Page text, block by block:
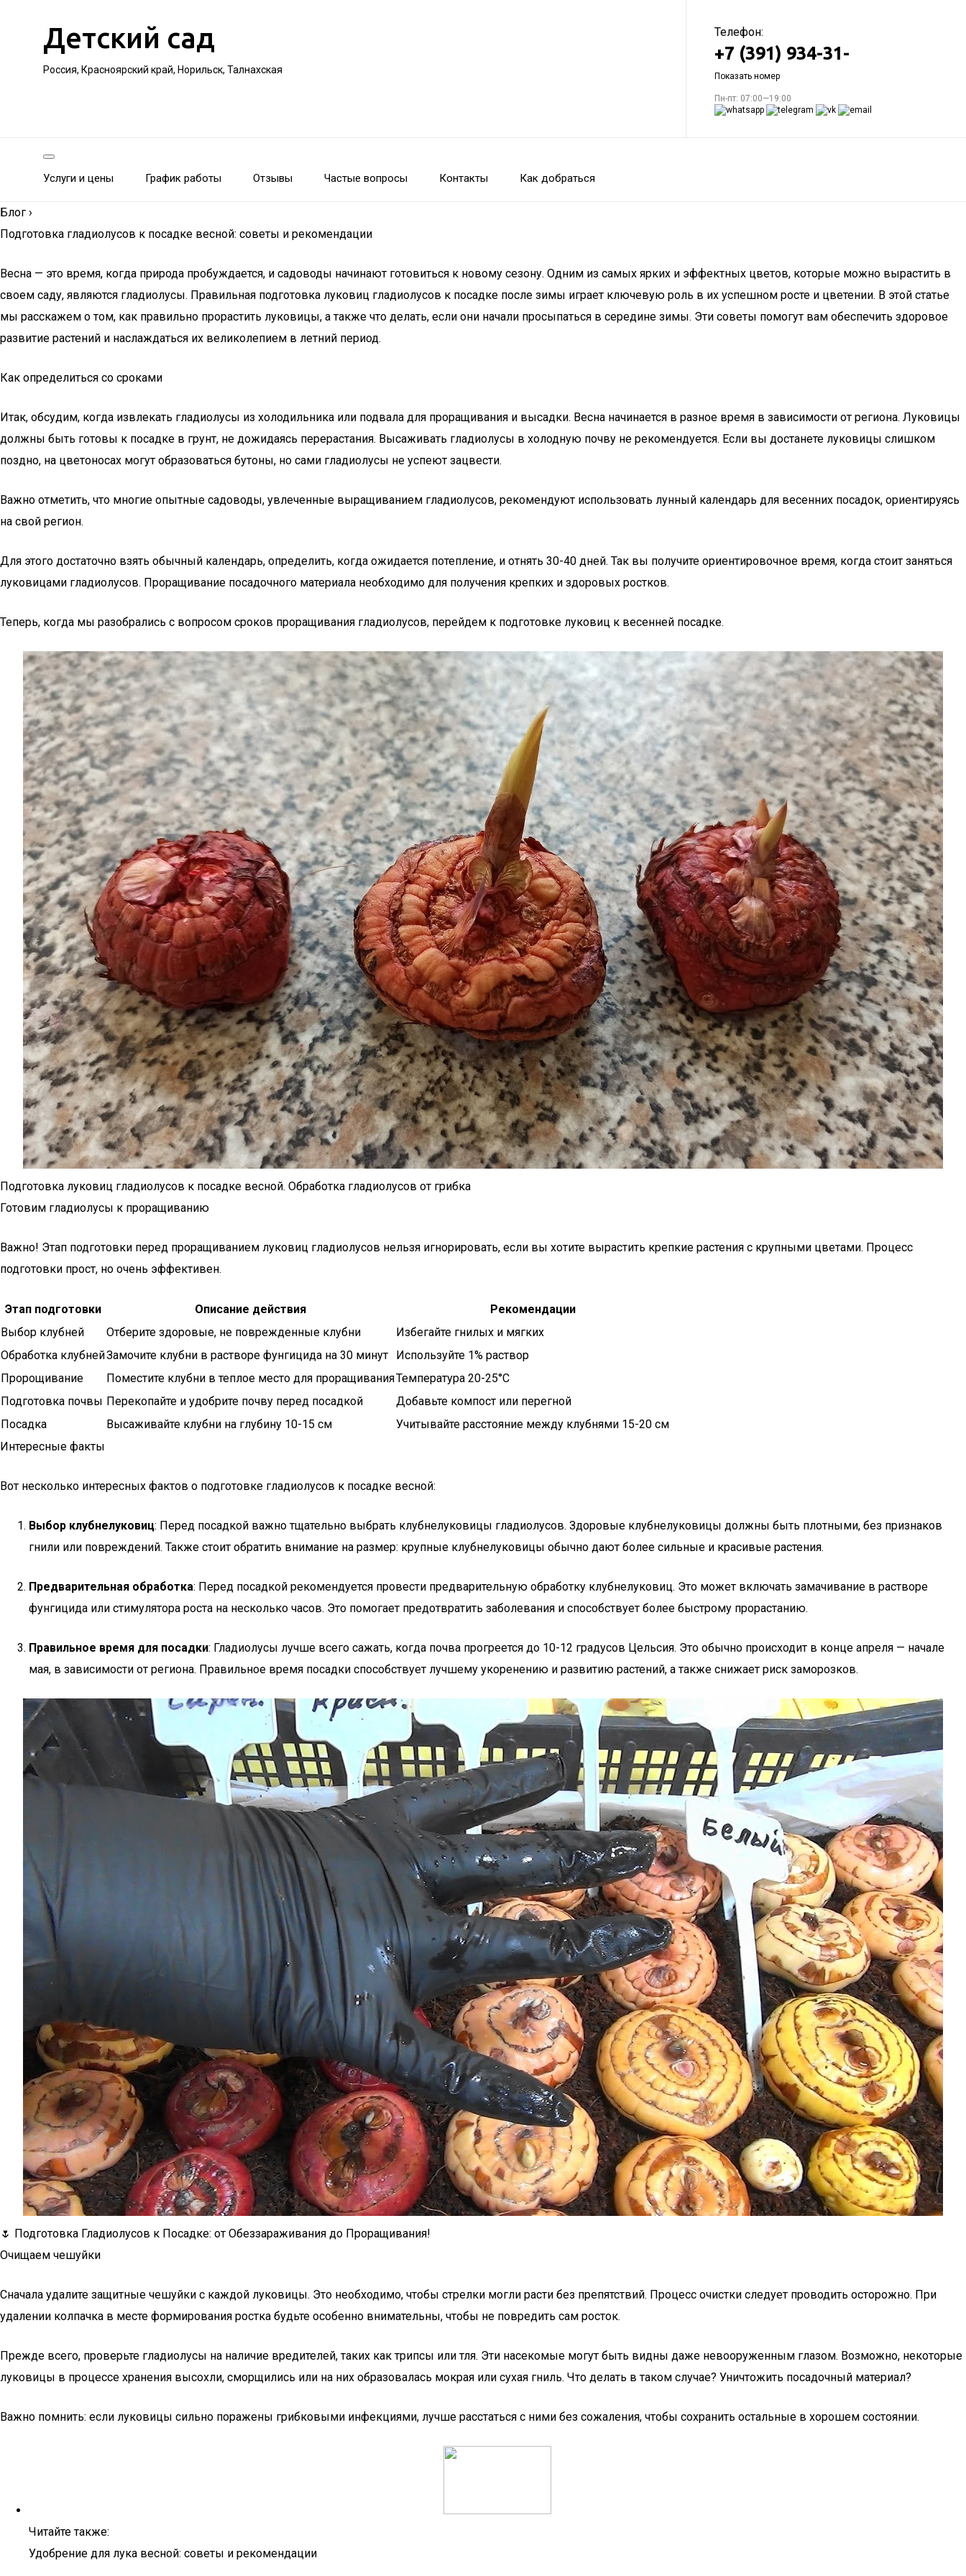
Детский сад
Россия, Красноярский край, Норильск, Талнахская
Телефон:
+7 (391) 934-31-
Показать номер
Пн-пт: 07:00—19:00
Услуги и цены График работы Отзывы Частые вопросы Контакты Как добраться
Блог ›
Подготовка гладиолусов к посадке весной: советы и рекомендации
Весна — это время, когда природа пробуждается, и садоводы начинают готовиться к новому сезону. Одним из самых ярких и эффектных цветов, которые можно вырастить в
своем саду, являются гладиолусы. Правильная подготовка луковиц гладиолусов к посадке после зимы играет ключевую роль в их успешном росте и цветении. В этой статье
мы расскажем о том, как правильно прорастить луковицы, а также что делать, если они начали просыпаться в середине зимы. Эти советы помогут вам обеспечить здоровое
развитие растений и наслаждаться их великолепием в летний период.
Как определиться со сроками
Итак, обсудим, когда извлекать гладиолусы из холодильника или подвала для проращивания и высадки. Весна начинается в разное время в зависимости от региона. Луковицы
должны быть готовы к посадке в грунт, не дожидаясь перерастания. Высаживать гладиолусы в холодную почву не рекомендуется. Если вы достанете луковицы слишком
поздно, на цветоносах могут образоваться бутоны, но сами гладиолусы не успеют зацвести.
Важно отметить, что многие опытные садоводы, увлеченные выращиванием гладиолусов, рекомендуют использовать лунный календарь для весенних посадок, ориентируясь
на свой регион.
Для этого достаточно взять обычный календарь, определить, когда ожидается потепление, и отнять 30-40 дней. Так вы получите ориентировочное время, когда стоит заняться
луковицами гладиолусов. Проращивание посадочного материала необходимо для получения крепких и здоровых ростков.
Теперь, когда мы разобрались с вопросом сроков проращивания гладиолусов, перейдем к подготовке луковиц к весенней посадке.
Подготовка луковиц гладиолусов к посадке весной. Обработка гладиолусов от грибка
Готовим гладиолусы к проращиванию
Важно! Этап подготовки перед проращиванием луковиц гладиолусов нельзя игнорировать, если вы хотите вырастить крепкие растения с крупными цветами. Процесс
подготовки прост, но очень эффективен.
Этап подготовки Описание действия
Рекомендации
Выбор клубней
Отберите здоровые, не поврежденные клубни
Избегайте гнилых и мягких
Обработка клубнейЗамочите клубни в растворе фунгицида на 30 минут
Используйте 1% раствор
Пророщивание
Поместите клубни в теплое место для проращиванияТемпература 20-25°C
Подготовка почвы Перекопайте и удобрите почву перед посадкой
Добавьте компост или перегной
Посадка
Высаживайте клубни на глубину 10-15 см
Учитывайте расстояние между клубнями 15-20 см
Интересные факты
Вот несколько интересных фактов о подготовке гладиолусов к посадке весной:
Выбор клубнелуковиц: Перед посадкой важно тщательно выбрать клубнелуковицы гладиолусов. Здоровые клубнелуковицы должны быть плотными, без признаков
гнили или повреждений. Также стоит обратить внимание на размер: крупные клубнелуковицы обычно дают более сильные и красивые растения.
Предварительная обработка: Перед посадкой рекомендуется провести предварительную обработку клубнелуковиц. Это может включать замачивание в растворе
фунгицида или стимулятора роста на несколько часов. Это помогает предотвратить заболевания и способствует более быстрому прорастанию.
Правильное время для посадки: Гладиолусы лучше всего сажать, когда почва прогреется до 10-12 градусов Цельсия. Это обычно происходит в конце апреля — начале
мая, в зависимости от региона. Правильное время посадки способствует лучшему укоренению и развитию растений, а также снижает риск заморозков.
🌷 Подготовка Гладиолусов к Посадке: от Обеззараживания до Проращивания!
Очищаем чешуйки
Сначала удалите защитные чешуйки с каждой луковицы. Это необходимо, чтобы стрелки могли расти без препятствий. Процесс очистки следует проводить осторожно. При
удалении колпачка в месте формирования ростка будьте особенно внимательны, чтобы не повредить сам росток.
Прежде всего, проверьте гладиолусы на наличие вредителей, таких как трипсы или тля. Эти насекомые могут быть видны даже невооруженным глазом. Возможно, некоторые
луковицы в процессе хранения высохли, сморщились или на них образовалась мокрая или сухая гниль. Что делать в таком случае? Уничтожить посадочный материал?
Важно помнить: если луковицы сильно поражены грибковыми инфекциями, лучше расстаться с ними без сожаления, чтобы сохранить остальные в хорошем состоянии.
Читайте также:
Удобрение для лука весной: советы и рекомендации